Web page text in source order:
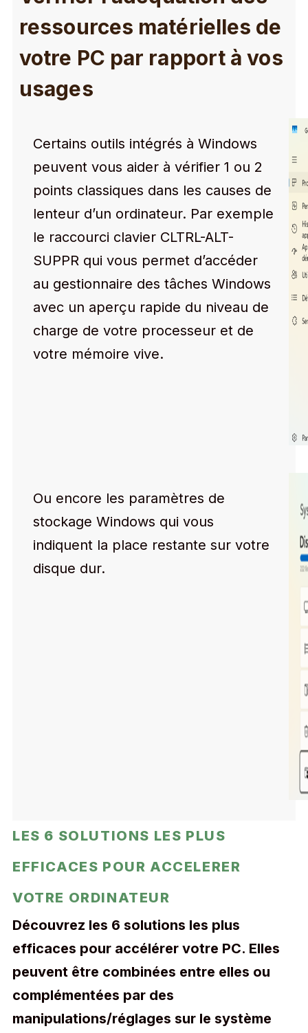
ressources matérielles de
votre PC par rapport à vos
usages
Certains outils intégrés à Windows
peuvent vous aider à vérifier 1 ou 2
points classiques dans les causes de
lenteur d’un ordinateur. Par exemple
le raccourci clavier CLTRL-ALT-
SUPPR qui vous permet d’accéder
au gestionnaire des tâches Windows
avec un aperçu rapide du niveau de
charge de votre processeur et de
votre mémoire vive.
Ou encore les paramètres de
stockage Windows qui vous
indiquent la place restante sur votre
disque dur.
LES 6 SOLUTIONS LES PLUS
EFFICACES POUR ACCELERER
VOTRE ORDINATEUR
Découvrez les 6 solutions les plus
efficaces pour accélérer votre PC. Elles
peuvent être combinées entre elles ou
complémentées par des
manipulations/réglages sur le système